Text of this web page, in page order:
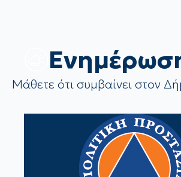
Μάθετε ότι συμβαίνει στον